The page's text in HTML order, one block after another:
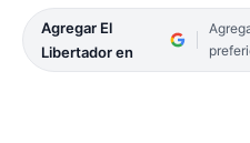
Agregar El
Libertador en